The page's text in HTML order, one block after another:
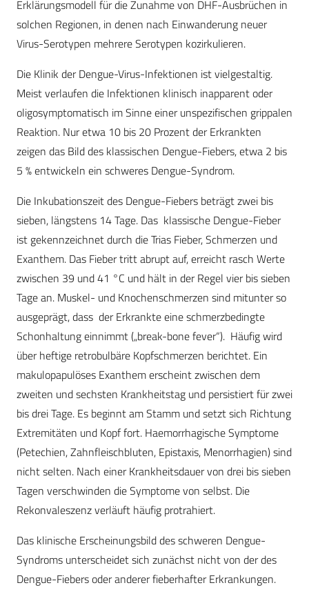
Erklärungsmodell für die Zunahme von DHF-Ausbrüchen in
solchen Regionen, in denen nach Einwanderung neuer
Virus-Serotypen mehrere Serotypen kozirkulieren.
Die Klinik der Dengue-Virus-Infektionen ist vielgestaltig.
Meist verlaufen die Infektionen klinisch inapparent oder
oligosymptomatisch im Sinne einer unspezifischen grippalen
Reaktion. Nur etwa 10 bis 20 Prozent der Erkrankten
zeigen das Bild des klassischen Dengue-Fiebers, etwa 2 bis
5 % entwickeln ein schweres Dengue-Syndrom.
Die Inkubationszeit des Dengue-Fiebers beträgt zwei bis
sieben, längstens 14 Tage. Das klassische Dengue-Fieber
ist gekennzeichnet durch die Trias Fieber, Schmerzen und
Exanthem. Das Fieber tritt abrupt auf, erreicht rasch Werte
zwischen 39 und 41 °C und hält in der Regel vier bis sieben
Tage an. Muskel- und Knochenschmerzen sind mitunter so
ausgeprägt, dass der Erkrankte eine schmerzbedingte
Schonhaltung einnimmt („break-bone fever“). Häufig wird
über heftige retrobulbäre Kopfschmerzen berichtet. Ein
makulopapulöses Exanthem erscheint zwischen dem
zweiten und sechsten Krankheitstag und persistiert für zwei
bis drei Tage. Es beginnt am Stamm und setzt sich Richtung
Extremitäten und Kopf fort. Haemorrhagische Symptome
(Petechien, Zahnfleischbluten, Epistaxis, Menorrhagien) sind
nicht selten. Nach einer Krankheitsdauer von drei bis sieben
Tagen verschwinden die Symptome von selbst. Die
Rekonvaleszenz verläuft häufig protrahiert.
Das klinische Erscheinungsbild des schweren Dengue-
Syndroms unterscheidet sich zunächst nicht von der des
Dengue-Fiebers oder anderer fieberhafter Erkrankungen.